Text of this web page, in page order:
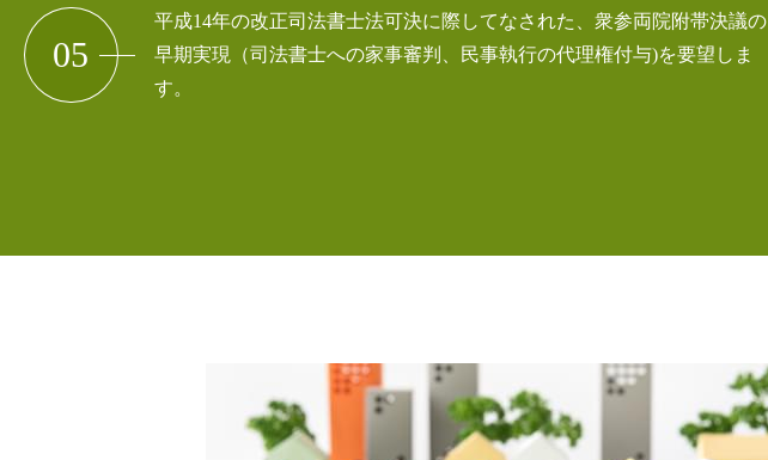
05
平成14年の改正司法書士法可決に際してなされた、 衆参両院附帯決議の
早期実現（司法書士への家事審判、
民事執行の代理権付与)を要望しま
す。